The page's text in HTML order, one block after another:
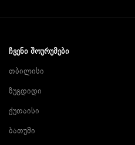
ᲩᲕᲔᲜᲘ ᲨᲝᲣᲠᲣᲛᲔᲑᲘ
თბილისი
ზუგდიდი
ქუთაისი
ბათუმი